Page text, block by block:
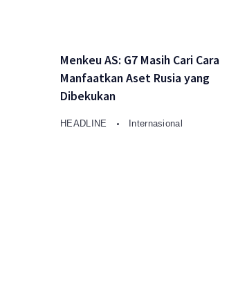
Menkeu AS: G7 Masih Cari Cara
Manfaatkan Aset Rusia yang
Dibekukan
HEADLINE Internasional